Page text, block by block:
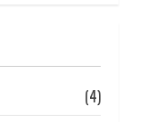
(4)